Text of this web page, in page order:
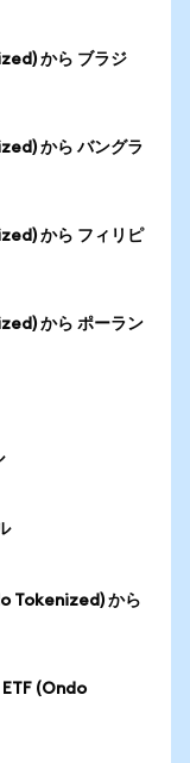
から ブラジ
から バングラ
から フィリピ
から ポーラン
Tokenized) から
(Ondo